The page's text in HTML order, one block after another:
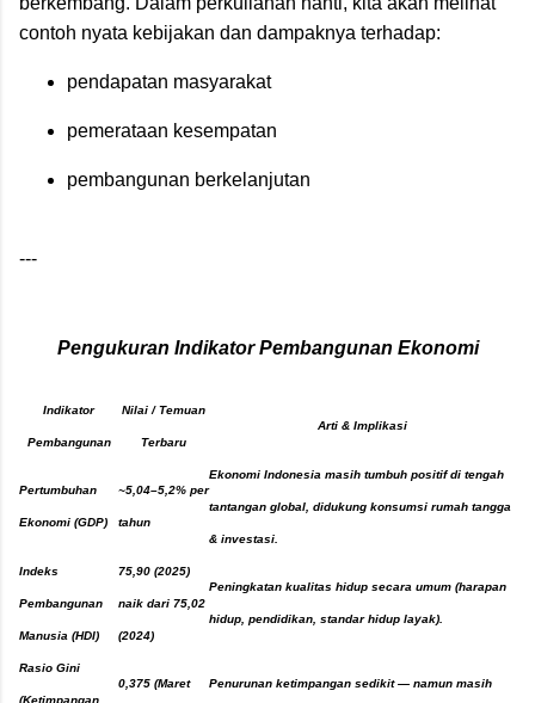
contoh nyata kebijakan dan dampaknya terhadap:
pendapatan masyarakat
pemerataan kesempatan
pembangunan berkelanjutan
---
Pengukuran Indikator Pembangunan Ekonomi
Indikator
Pembangunan
Nilai / Temuan
Terbaru
Arti & Implikasi
Pertumbuhan
Ekonomi (GDP)
~5,04–5,2% per
tahun
Ekonomi Indonesia masih tumbuh positif di tengah
tantangan global, didukung konsumsi rumah tangga
& investasi.
Indeks
Pembangunan
Manusia (HDI)
75,90 (2025)
naik dari 75,02
(2024)
Peningkatan kualitas hidup secara umum (harapan
hidup, pendidikan, standar hidup layak).
Rasio Gini
(Ketimpangan
0,375 (Maret Penurunan ketimpangan sedikit — namun masih